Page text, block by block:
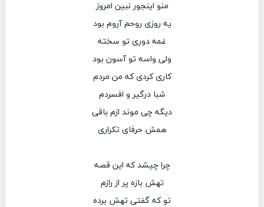
منو اینجور نبین امروز
یه روزی روحم آروم بود
غمه دوری تو سخته
ولی واسه تو آسون بود
کاری کردی که من مردم
شبا درگیر و افسردم
دیگه چی موند ازم باقی
همش حرفای تکراری
چرا چیشد که این قصه
تهش بازه پر از رازم
تو که گفتی تهش برده